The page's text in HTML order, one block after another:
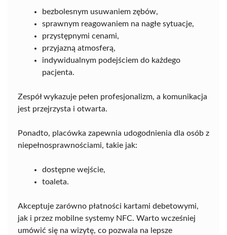
bezbolesnym usuwaniem zębów,
sprawnym reagowaniem na nagłe sytuacje,
przystępnymi cenami,
przyjazną atmosferą,
indywidualnym podejściem do każdego
pacjenta.
Zespół wykazuje pełen profesjonalizm, a komunikacja
jest przejrzysta i otwarta.
Ponadto, placówka zapewnia udogodnienia dla osób z
niepełnosprawnościami, takie jak:
dostępne wejście,
toaleta.
Akceptuje zarówno płatności kartami debetowymi,
jak i przez mobilne systemy NFC. Warto wcześniej
umówić się na wizytę, co pozwala na lepsze